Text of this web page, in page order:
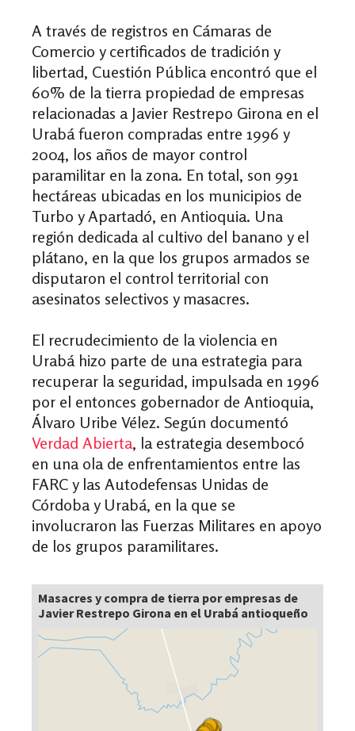
A través de registros en Cámaras de
Comercio y certificados de tradición y
libertad, Cuestión Pública encontró que el
60% de la tierra propiedad de empresas
relacionadas a Javier Restrepo Girona en el
Urabá fueron compradas entre 1996 y
2004, los años de mayor control
paramilitar en la zona. En total, son 991
hectáreas ubicadas en los municipios de
Turbo y Apartadó, en Antioquia. Una
región dedicada al cultivo del banano y el
plátano, en la que los grupos armados se
disputaron el control territorial con
asesinatos selectivos y masacres.
El recrudecimiento de la violencia en
Urabá hizo parte de una estrategia para
recuperar la seguridad, impulsada en 1996
por el entonces gobernador de Antioquia,
Álvaro Uribe Vélez. Según documentó
Verdad Abierta, la estrategia desembocó
en una ola de enfrentamientos entre las
FARC y las Autodefensas Unidas de
Córdoba y Urabá, en la que se
involucraron las Fuerzas Militares en apoyo
de los grupos paramilitares.